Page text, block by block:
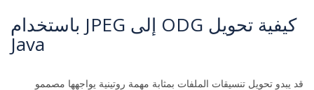
كيفية تحويل ODG إلى JPEG باستخدام
Java
قد يبدو تحويل تنسيقات الملفات بمثابة مهمة روتينية يواجهها مصممو